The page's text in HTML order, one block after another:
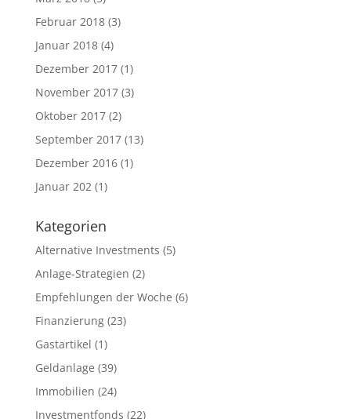
Februar 2018(3)
Januar 2018(4)
Dezember 2017(1)
November 2017(3)
Oktober 2017(2)
September 2017(13)
Dezember 2016(1)
Januar 202(1)
Kategorien
Alternative Investments (5)
Anlage-Strategien (2)
Empfehlungen der Woche (6)
Finanzierung(23)
Gastartikel (1)
Geldanlage (39)
Immobilien (24)
Investmentfonds (22)